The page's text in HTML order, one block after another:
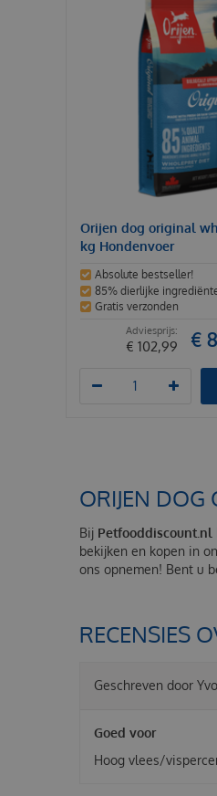
Orijen dog original
kg Hondenvoer
Absolute bestseller!
85% dierlijke
Gratis verzonden
€ 102,99 €
ORIJEN DOG
Bij Petfooddiscount.nl
bekijken en kopen in
ons opnemen! Bent u
RECENSIES
Geschreven door
Goed voor
Hoog vlees/